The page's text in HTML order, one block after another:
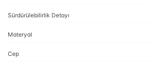
Sürdürülebilirlik Detayı
Materyal
Cep